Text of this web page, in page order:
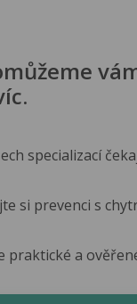
specializací
si prevenci s
praktické a